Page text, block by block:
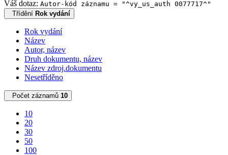
Váš dotaz: Autor-kód záznamu = "^vy_us_auth 0077717^"
Třídění Rok vydání
Rok vydání
Název
Autor, název
Druh dokumentu, název
Název zdroj.dokumentu
Nesetříděno
Počet záznamů 10
10
20
30
50
100